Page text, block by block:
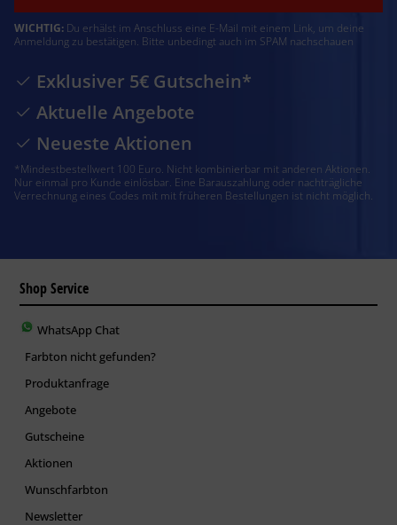
WICHTIG: Du erhälst im Anschluss eine E-Mail mit einem Link, um deine
Anmeldung zu bestätigen. Bitte unbedingt auch im SPAM nachschauen
Exklusiver 5€ Gutschein*
Aktuelle Angebote
Neueste Aktionen
*Mindestbestellwert 100 Euro. Nicht kombinierbar mit anderen Aktionen.
Nur einmal pro Kunde einlösbar. Eine Barauszahlung oder nachträgliche
Verrechnung eines Codes mit mit früheren Bestellungen ist nicht möglich.
Shop Service
WhatsApp Chat
Farbton nicht gefunden?
Produktanfrage
Angebote
Gutscheine
Aktionen
Wunschfarbton
Newsletter